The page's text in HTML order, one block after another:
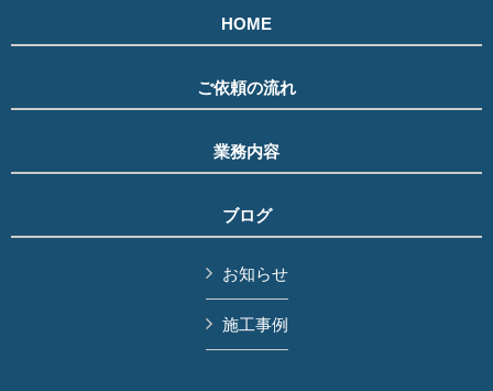
HOME
ご依頼の流れ
業務内容
ブログ
お知らせ
施工事例